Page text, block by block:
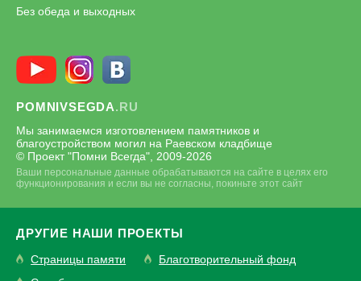
Без обеда и выходных
POMNIVSEGDA.RU
Мы занимаемся изготовлением памятников и
благоустройством могил на Раевском кладбище
© Проект "Помни Всегда", 2009-2026
Ваши персональные данные обрабатываются на сайте в целях его
функционирования и если вы не согласны, покиньте этот сайт
ДРУГИЕ НАШИ ПРОЕКТЫ
Страницы памяти
Благотворительный фонд